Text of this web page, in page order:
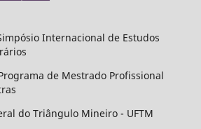
Internacional de Estudos
de Mestrado Profissional
do Triângulo Mineiro - UFTM